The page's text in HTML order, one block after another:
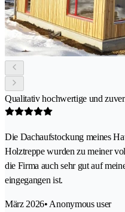
Qualitativ hochwertige und
Die Dachaufstockung meines
Holztreppe wurden zu meiner
die Firma auch sehr gut auf
eingegangen ist.
März 2026• Anonymous user